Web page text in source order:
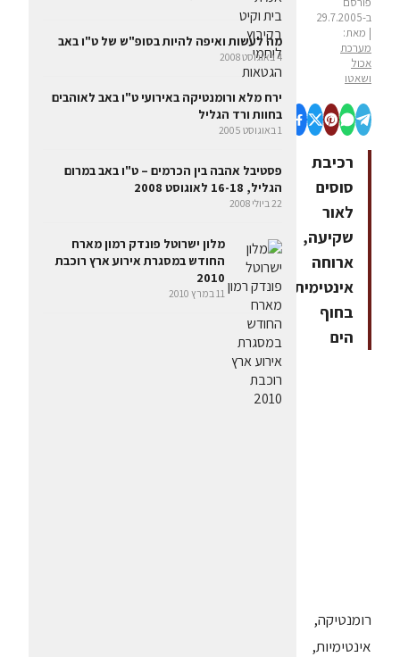
ב-29.7.2005
| מאת:
מערכת
אכול
ושאטו
רכיבת
סוסים
לאור
שקיעה,
ארוחה
אינטימית
בחוף
הים
רומנטיקה,
אינטימיות,
מה לעשות ואיפה להיות בסופ"ש של ט"ו באב
4 באוגוסט 2008
ירח מלא ורומנטיקה באירועי ט"ו באב לאוהבים
בחוות ורד הגליל
1 באוגוסט 2005
פסטיבל אהבה בין הכרמים – ט"ו באב במרום
הגליל, 16-18 לאוגוסט 2008
22 ביולי 2008
מלון ישרוטל פונדק רמון מארח
החודש במסגרת אירוע ארץ רוכבת
2010
11 במרץ 2010